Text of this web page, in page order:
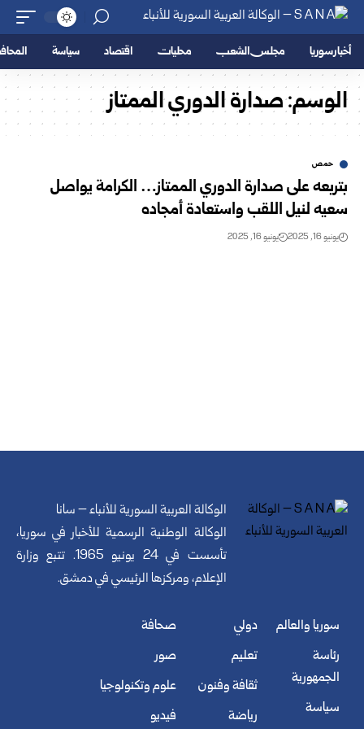
أخبار سوريا مجلس الشعب محليات اقتصاد سياسة
الوسم:صدارة الدوري الممتاز
حمص
بتربعه على صدارة الدوري الممتاز… الكرامة يواصل
سعيه لنيل اللقب واستعادة أمجاده
يونيو 16, 2025 يونيو 16, 2025
الوكالة العربية السورية للأنباء – سانا
الوكالة الوطنية الرسمية للأخبار في سوريا،
تأسست في 24 يونيو 1965. تتبع وزارة
الإعلام، ومركزها الرئيسي في دمشق.
سوريا والعالم
رئاسة
الجمهورية
سياسة
دولي
تعليم
ثقافة وفنون
رياضة
صحافة
صور
علوم وتكنولوجيا
فيديو